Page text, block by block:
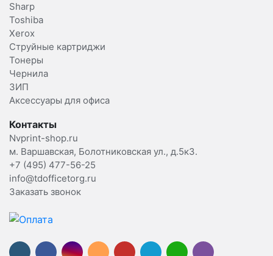
Sharp
Toshiba
Xerox
Струйные картриджи
Тонеры
Чернила
ЗИП
Аксессуары для офиса
Контакты
Nvprint-shop.ru
м. Варшавская, Болотниковская ул., д.5к3.
+7 (495) 477-56-25
info@tdofficetorg.ru
Заказать звонок